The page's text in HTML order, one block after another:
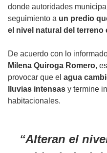
donde autoridades
seguimiento a un predio
el nivel natural del terreno
De acuerdo con lo
Milena Quiroga Romero,
provocar que el agua
lluvias intensas y termine
habitacionales.
Alteran el